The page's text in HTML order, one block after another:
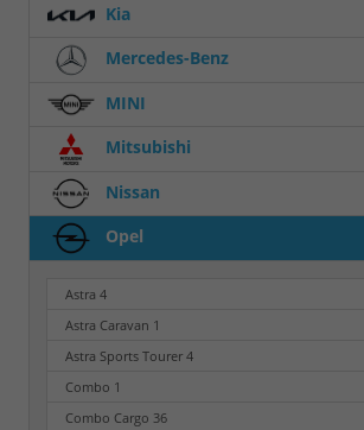
Kia
Mercedes-Benz
MINI
Mitsubishi
Nissan
Opel
Astra 4
Astra Caravan 1
Astra Sports Tourer 4
Combo 1
Combo Cargo 36